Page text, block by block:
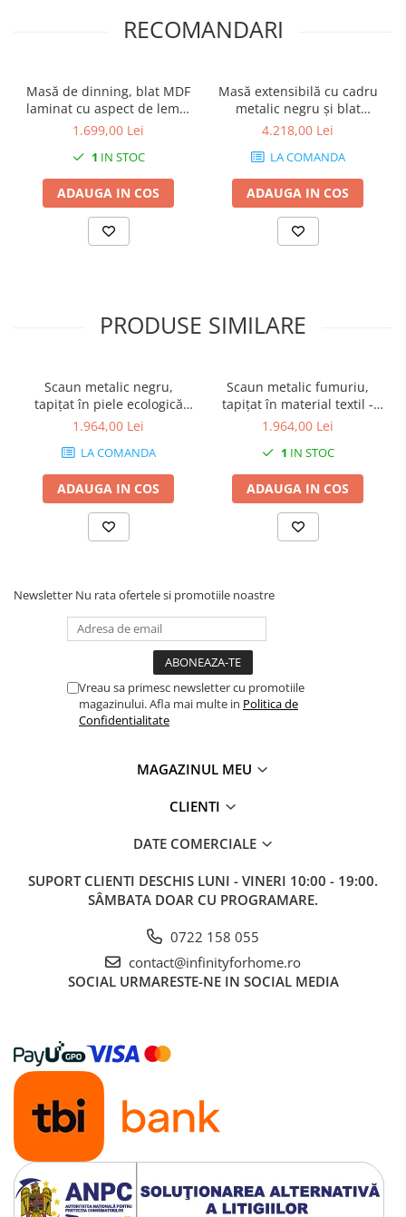
RECOMANDARI
Masă de dinning, blat MDF
laminat cu aspect de lemn,
140x80x75 cm - GIANT
1.699,00 Lei
1 IN STOC
ADAUGA IN COS
Masă extensibilă cu cadru
metalic negru și blat
laminat - IVAN 90
4.218,00 Lei
LA COMANDA
ADAUGA IN COS
PRODUSE SIMILARE
Scaun metalic negru,
tapițat în piele ecologică
maro - SALT
1.964,00 Lei
LA COMANDA
ADAUGA IN COS
Scaun metalic fumuriu,
tapițat în material textil -
SALT
1.964,00 Lei
1 IN STOC
ADAUGA IN COS
Newsletter Nu rata ofertele si promotiile noastre
Vreau sa primesc newsletter cu promotiile
magazinului. Afla mai multe in Politica de
Confidentialitate
MAGAZINUL MEU
CLIENTI
DATE COMERCIALE
SUPORT CLIENTI DESCHIS LUNI - VINERI 10:00 - 19:00.
SÂMBATA DOAR CU PROGRAMARE.
0722 158 055
contact@infinityforhome.ro
SOCIAL URMARESTE-NE IN SOCIAL MEDIA